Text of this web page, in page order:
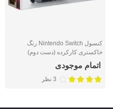
کنسول Nintendo Switch رنگ
خاکستری کارکرده (دست دوم)
اتمام موجودی
3 نظر